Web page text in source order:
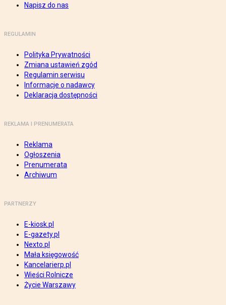
Napisz do nas
REGULAMIN
Polityka Prywatności
Zmiana ustawień zgód
Regulamin serwisu
Informacje o nadawcy
Deklaracja dostępności
REKLAMA I PRENUMERATA
Reklama
Ogłoszenia
Prenumerata
Archiwum
PARTNERZY
E-kiosk.pl
E-gazety.pl
Nexto.pl
Mała księgowość
Kancelarierp.pl
Wieści Rolnicze
Życie Warszawy